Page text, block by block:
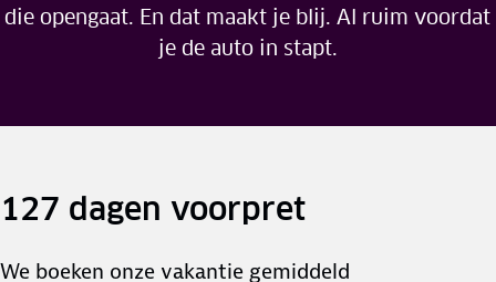
die opengaat. En dat maakt je blij. Al ruim voordat
je de auto in stapt.
127 dagen voorpret
We boeken onze vakantie gemiddeld